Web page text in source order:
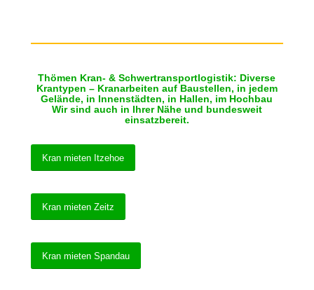
Thömen Kran- & Schwertransportlogistik: Diverse
Krantypen – Kranarbeiten auf Baustellen, in jedem
Gelände, in Innenstädten, in Hallen, im Hochbau
Wir sind auch in Ihrer Nähe und bundesweit
einsatzbereit.
Kran mieten Itzehoe
Kran mieten Zeitz
Kran mieten Spandau